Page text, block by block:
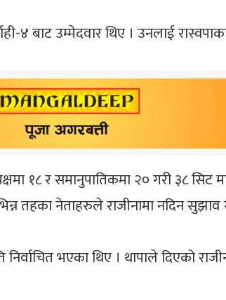
४ बाट उम्मेदवार थिए । उनलाई
१८ र समानुपातिकमा २० गरी ३८ सिट
तहका नेताहरुले राजीनामा नदिन
भएका थिए । थापाले दिएको